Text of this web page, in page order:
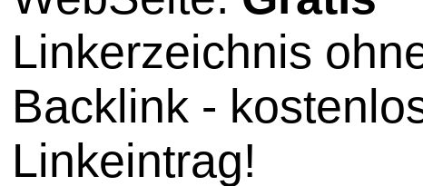
Linkerzeichnis
Backlink -
Linkeintrag!